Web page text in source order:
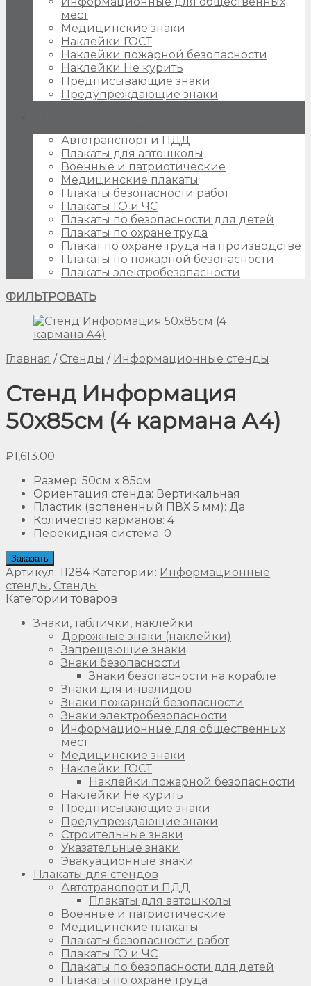
мест
Медицинские знаки
Наклейки ГОСТ
Наклейки пожарной безопасности
Наклейки Не курить
Предписывающие знаки
Предупреждающие знаки
Автотранспорт и ПДД
Плакаты для автошколы
Военные и патриотические
Медицинские плакаты
Плакаты безопасности работ
Плакаты ГО и ЧС
Плакаты по безопасности для детей
Плакаты по охране труда
Плакат по охране труда на производстве
Плакаты по пожарной безопасности
Плакаты электробезопасности
ФИЛЬТРОВАТЬ
Главная / Стенды / Информационные стенды
Стенд Информация
50х85см (4 кармана А4)
₽1,613.00
Размер: 50см х 85см
Ориентация стенда: Вертикальная
Пластик (вспененный ПВХ 5 мм): Да
Количество карманов: 4
Перекидная система: 0
Заказать
Артикул: 11284 Категории: Информационные
стенды, Стенды
Категории товаров
Знаки, таблички, наклейки
Дорожные знаки (наклейки)
Запрещающие знаки
Знаки безопасности
Знаки безопасности на корабле
Знаки для инвалидов
Знаки пожарной безопасности
Знаки электробезопасности
Информационные для общественных
мест
Медицинские знаки
Наклейки ГОСТ
Наклейки пожарной безопасности
Наклейки Не курить
Предписывающие знаки
Предупреждающие знаки
Строительные знаки
Указательные знаки
Эвакуационные знаки
Плакаты для стендов
Автотранспорт и ПДД
Плакаты для автошколы
Военные и патриотические
Медицинские плакаты
Плакаты безопасности работ
Плакаты ГО и ЧС
Плакаты по безопасности для детей
Плакаты по охране труда